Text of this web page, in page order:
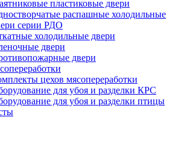
пластиковые двери
распашные холодильные
серии РДО
холодильные двери
двери
двери
цехов мясопереработки
для убоя и разделки КРС
для убоя и разделки птицы